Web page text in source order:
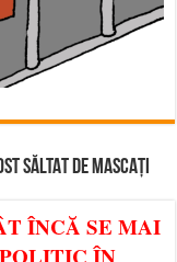
SĂLTAT DE MASCAȚI
ÎNCĂ SE MAI